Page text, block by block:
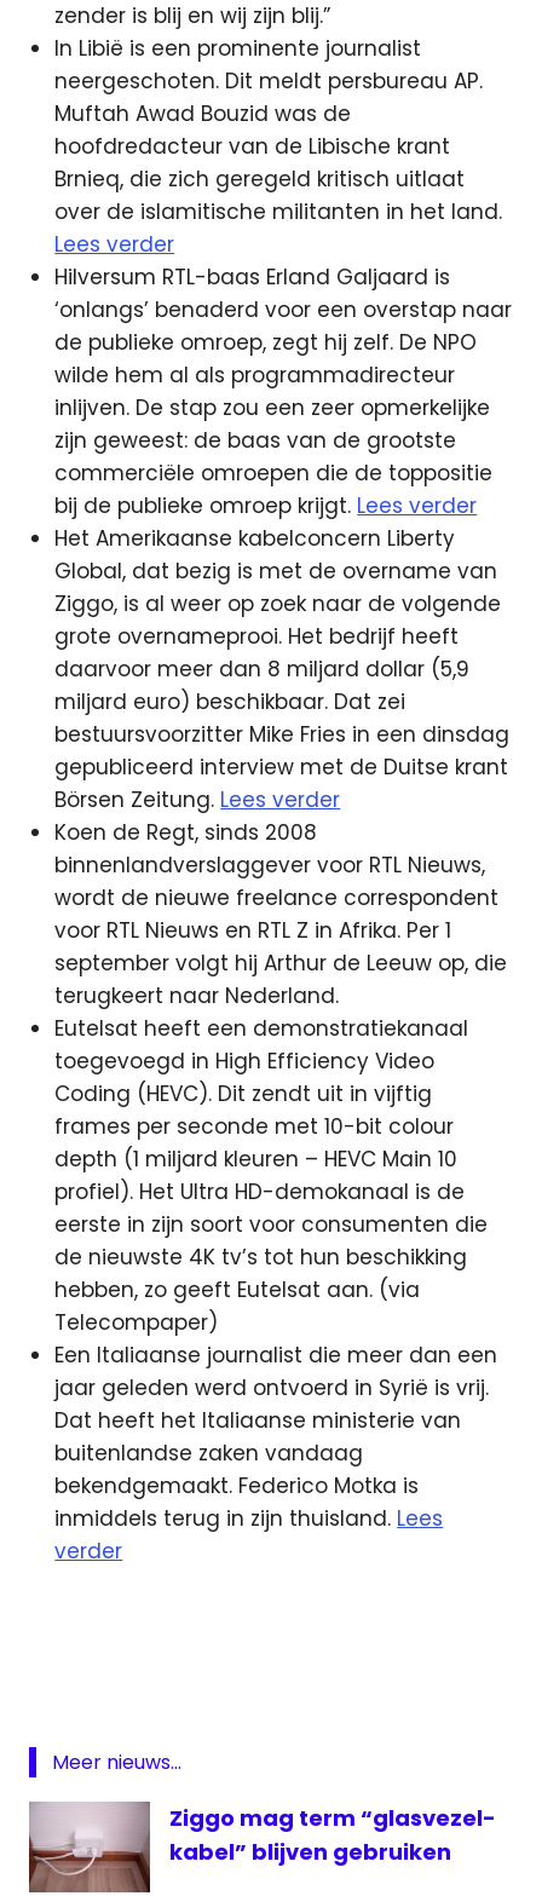
zender is blij en wij zijn blij.”
In Libië is een prominente journalist
neergeschoten. Dit meldt persbureau AP.
Muftah Awad Bouzid was de
hoofdredacteur van de Libische krant
Brnieq, die zich geregeld kritisch uitlaat
over de islamitische militanten in het land.
Lees verder
Hilversum RTL-baas Erland Galjaard is
‘onlangs’ benaderd voor een overstap naar
de publieke omroep, zegt hij zelf. De NPO
wilde hem al als programmadirecteur
inlijven. De stap zou een zeer opmerkelijke
zijn geweest: de baas van de grootste
commerciële omroepen die de toppositie
bij de publieke omroep krijgt. Lees verder
Het Amerikaanse kabelconcern Liberty
Global, dat bezig is met de overname van
Ziggo, is al weer op zoek naar de volgende
grote overnameprooi. Het bedrijf heeft
daarvoor meer dan 8 miljard dollar (5,9
miljard euro) beschikbaar. Dat zei
bestuursvoorzitter Mike Fries in een dinsdag
gepubliceerd interview met de Duitse krant
Börsen Zeitung. Lees verder
Koen de Regt, sinds 2008
binnenlandverslaggever voor RTL Nieuws,
wordt de nieuwe freelance correspondent
voor RTL Nieuws en RTL Z in Afrika. Per 1
september volgt hij Arthur de Leeuw op, die
terugkeert naar Nederland.
Eutelsat heeft een demonstratiekanaal
toegevoegd in High Efficiency Video
Coding (HEVC). Dit zendt uit in vijftig
frames per seconde met 10-bit colour
depth (1 miljard kleuren – HEVC Main 10
profiel). Het Ultra HD-demokanaal is de
eerste in zijn soort voor consumenten die
de nieuwste 4K tv’s tot hun beschikking
hebben, zo geeft Eutelsat aan. (via
Telecompaper)
Een Italiaanse journalist die meer dan een
jaar geleden werd ontvoerd in Syrië is vrij.
Dat heeft het Italiaanse ministerie van
buitenlandse zaken vandaag
bekendgemaakt. Federico Motka is
inmiddels terug in zijn thuisland. Lees
verder
KPN
rtl
Meer nieuws...
Ziggo mag term “glasvezel-
kabel” blijven gebruiken